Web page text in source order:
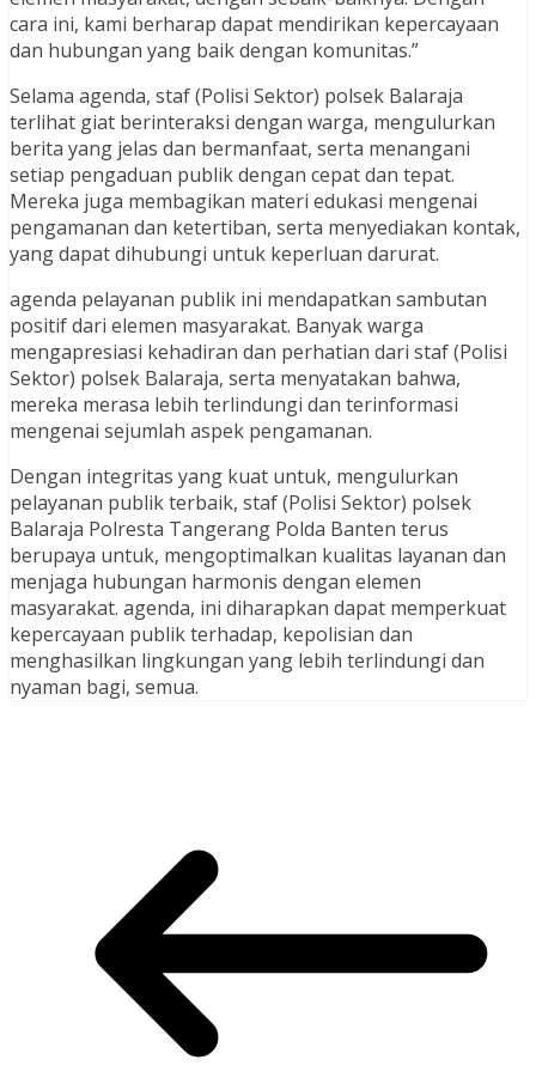
cara ini, kami berharap dapat mendirikan kepercayaan
dan hubungan yang baik dengan komunitas.”
Selama agenda, staf (Polisi Sektor) polsek Balaraja
terlihat giat berinteraksi dengan warga, mengulurkan
berita yang jelas dan bermanfaat, serta menangani
setiap pengaduan publik dengan cepat dan tepat.
Mereka juga membagikan materi edukasi mengenai
pengamanan dan ketertiban, serta menyediakan kontak,
yang dapat dihubungi untuk keperluan darurat.
agenda pelayanan publik ini mendapatkan sambutan
positif dari elemen masyarakat. Banyak warga
mengapresiasi kehadiran dan perhatian dari staf (Polisi
Sektor) polsek Balaraja, serta menyatakan bahwa,
mereka merasa lebih terlindungi dan terinformasi
mengenai sejumlah aspek pengamanan.
Dengan integritas yang kuat untuk, mengulurkan
pelayanan publik terbaik, staf (Polisi Sektor) polsek
Balaraja Polresta Tangerang Polda Banten terus
berupaya untuk, mengoptimalkan kualitas layanan dan
menjaga hubungan harmonis dengan elemen
masyarakat. agenda, ini diharapkan dapat memperkuat
kepercayaan publik terhadap, kepolisian dan
menghasilkan lingkungan yang lebih terlindungi dan
nyaman bagi, semua.